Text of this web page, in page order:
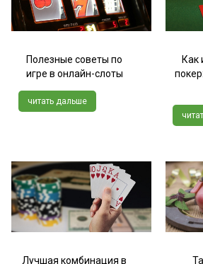
Полезные советы по
игре в онлайн-слоты
читать дальше
Как
Лучшая комбинация в